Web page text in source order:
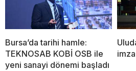
Bursa’da tarihi hamle:
TEKNOSAB KOBİ OSB ile
yeni sanayi dönemi başladı